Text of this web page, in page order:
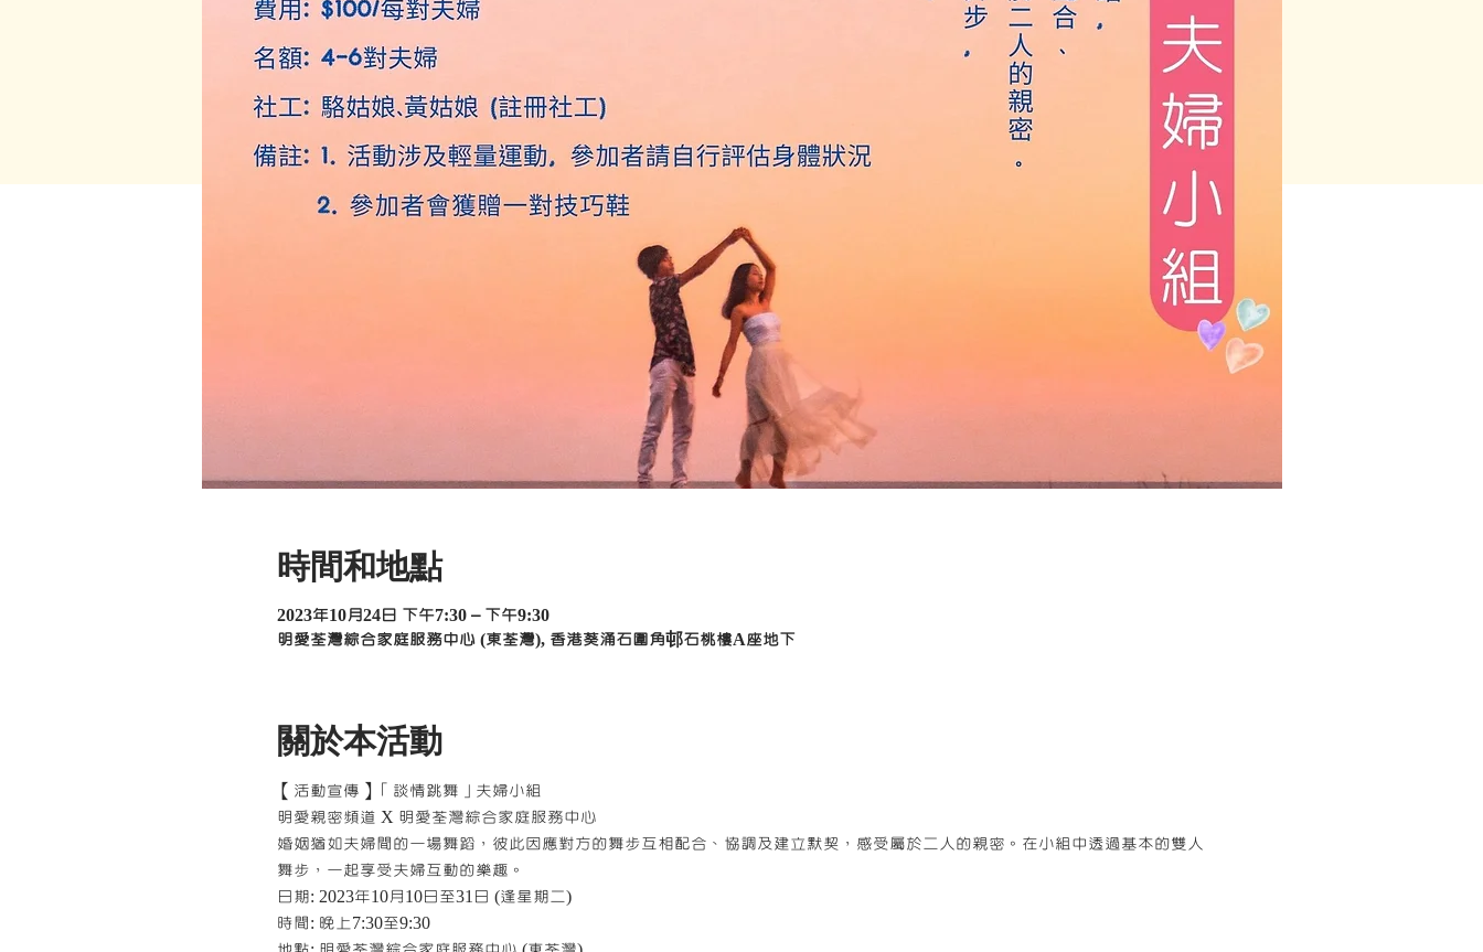
時間和地點
2023年10月24日 下午7:30 – 下午9:30
明愛荃灣綜合家庭服務中心 (東荃灣), 香港葵涌石圍角邨石桃樓A座地下
關於本活動
【活動宣傳】「談情跳舞」夫婦小組
明愛親密頻道 X 明愛荃灣綜合家庭服務中心
婚姻猶如夫婦間的一場舞蹈，彼此因應對方的舞步互相配合、協調及建立默契，感受屬於二人的親密。在小組中透過基本的雙人
舞步，一起享受夫婦互動的樂趣。
日期: 2023年10月10日至31日 (逢星期二)
時間: 晚上7:30至9:30